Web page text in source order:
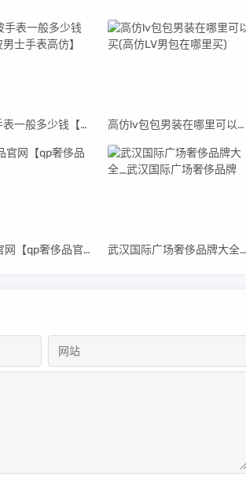
罗杰杜彼手表一般多少钱【罗杰杜彼男士手表高仿】 高仿lv包包男装在哪里可以买(高仿LV男包在哪里买)
qp奢侈品官网【qp奢侈品官网男鞋】 武汉国际广场奢侈品牌大全_武汉国际广场奢侈品牌